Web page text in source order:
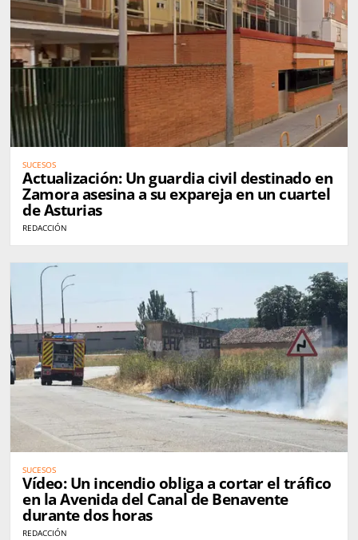
SUCESOS
Actualización: Un guardia civil destinado en
Zamora asesina a su expareja en un cuartel
de Asturias
REDACCIÓN
SUCESOS
Vídeo: Un incendio obliga a cortar el tráfico
en la Avenida del Canal de Benavente
durante dos horas
REDACCIÓN